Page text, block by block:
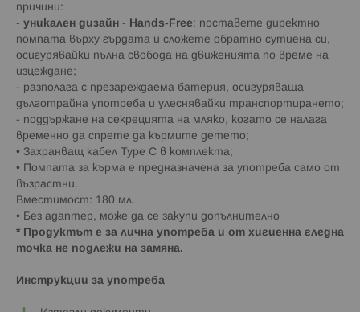
причини:
- уникален дизайн - Hands-Free: поставете директно
помпата върху гърдата и сложете обратно сутиена си,
осигурявайки пълна свобода на движенията по време на
изцеждане;
- разполага с презареждаема батерия, осигуряваща
дълготрайна употреба и улеснявайки транспортирането;
- поддържане на секрецията на мляко, когато се налага
временно да спрете да кърмите детето;
• Захранващ кабел Type C в комплекта;
• Помпата за кърма е предназначена за употреба само от
възрастни.
Вместимост: 180 мл.
• Без адаптер, може да се закупи допълнително
* Продуктът е за лична употреба и от хигиенна гледна
точка не подлежи на замяна.
Инструкции за употреба